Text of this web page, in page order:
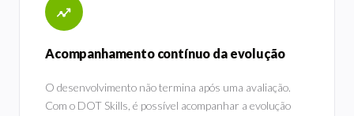
Acompanhamento contínuo da evolução
O desenvolvimento não termina após uma avaliação.
Com o DOT Skills, é possível acompanhar a evolução